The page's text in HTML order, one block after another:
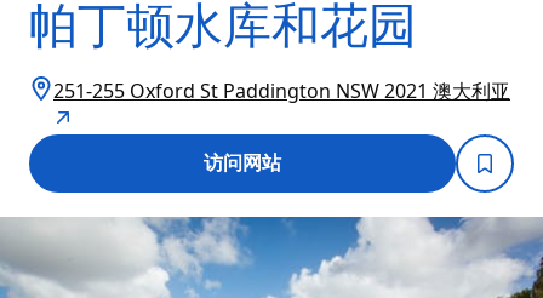
帕丁顿水库和花园
251-255 Oxford St Paddington NSW 2021 澳大利亚
访问网站